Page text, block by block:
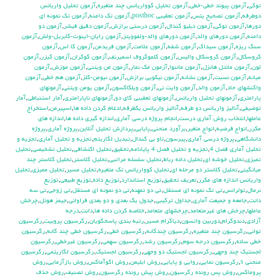
توكي,آزمون پيوند خطي-خطي,آزمون تحليل كوواريانس چند متغيره,آزمون تحليل واريانس
دوطرفه,آزمون تصحيح يتس,آزمون تعقيبي posthoc ,آزمون تك دامنه,آزمون تك نمونه اي
دورها,آزمون توكي,آزمون دبليو كندال,آزمون درستي برازش,آزمون دقيق فيشر ,آزمون دو
دامنه,آزمون دورهاي والد,آزمون دورهاي والد-ولفوويتز ,آزمون رايان-اينوت-گابريل-ولش,آزمون
سنگ ريزه,آزمون سيداك,آزمون شفه,آزمون علامت,آزمون فريدمن,آزمون كا اس,آزمون
كروسكال,آزمون كروسكال واليس,آزمون كلموگروف اسميرنف,آزمون كوكران,آزمون كيزر ,آزمون
لون,آزمون مانتل هانزل,آزمون ماننوا,آزمون مك نمار ,آزمون من ويتني,آزمون موزش,آزمون
ميانه,آزمون نسبت,آزمون نشانه,آزمون نيكويي برازش,آزمون نيومن-كلز ,آزمون هم خطي,آزمون
واكنشهاي حاد,آزمون والد,آزمون وايت ني,آزمون ويلكاكسون,آزمون يومن ويتني,آزمونهاي
پارامتري,آزمونهاي تحليل واريانس,آزمونهاي تعقيبي كاي دو,آزمونهاي ناپارامتري,آمار استنباطي,آمار
توضيفي,آناليز واريانس دو طرفه,آناليز واريانس يکطرفه,ادغام كردن داده ها,اسپيرمن,استخراج
عاملها,انتخاب روش آماري درست,انجام پروژه درسي آماري,اندازه گيري داده ها,اندازه هاي
مكرر ,انواع فرضيه,انواع متغير ,برآورد منحني,پايايي,پردازش تحليل آنلاين,پروژه آماري,پروژه
دانشگاهي,پروژه درسي آماري,پيرسون,تاو بي کندال,تبديل لگاريتم,تجزيه و تحليل آماري,تجزيه و
تحليل آماري فصل 4
,تجزيه و تحليل فصل 4 پايانامه ,تحقيق,تحليل اكتشافي,تحليل تشخيصي,تحليل
تميزي,تحليل خوشه اي,تحليل داده رباط,تحليل سلسله مراتبي,تحليل كلاستر ,تحليل كلاستر چند
ميانگيني,تحليل كلاستر دو مرحله اي,تحليل كوواريانس تك متغيره,تحليل مسير ,تحليل مميزي,تحليل
واريانس اندازه هاي مكرر ,تعريف تحقيق,توزيع استاندارد,توزيع داده,توزيع طبيعي,توزيع
نرمال,تولرانس,تي تک نمونه اي مستقل,تي دو تمهنه,تي دو نمونه اي مستقل,تي زوجي,تي سه
دانت,جامعه و جميعت آماري,جداول تركيبي,جدول يك بعدي و دو بعدي فراواني,جيمز هوئل,چرخش
عاملها,چرخش هاي غيرمتعامد,چرخشهاي متعامد,خلاصه كردن داده ها,دانت,درجه
آزادي,دندوگرام,دوربين واتسون,دياگرام مسير ,رتبه بندي پاسخگويان,رگرسيون پروبيت,رگرسيون
تواني,رگرسيون چند متغيره,رگرسيون چندگانه,رگرسيون خطي,رگرسيون خطي چند گانه,رگرسيون
خطي ساده,رگرسيون درجه سوم,رگرسيون رشد,رگرسيون سهمي,رگرسيون غيرخطي,رگرسيون
لجستيك چند وجهي,رگرسيون لجستيك دو وجهي,رگرسيون لجستيک,رگرسيون لگاريتمي,رگرسيون
منحني s
,رگرسيون نمايي,روايي و پايايي,روش ابليمن,روش اكوآماكس,روش بازآزمايي,روش
پروماكس,روش پس رونده رگرسيون,روش پيش رونده رگرسيون,روش تصنيف,روش حذف